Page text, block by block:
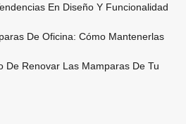
En Diseño Y Funcionalidad
De Oficina: Cómo Mantenerlas
De Renovar Las Mamparas De Tu